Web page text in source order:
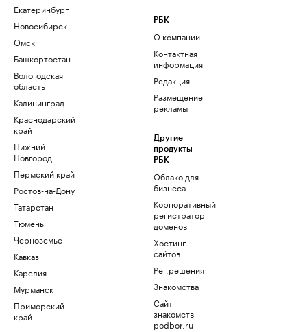
Екатеринбург
Новосибирск
Омск
Башкортостан
Вологодская
область
Калининград
Краснодарский
край
Нижний
Новгород
Пермский край
Ростов-на-Дону
Татарстан
Тюмень
Черноземье
Кавказ
Карелия
Мурманск
Приморский
край
РБК
О компании
Контактная
информация
Редакция
Размещение
рекламы
Другие
продукты
РБК
Облако для
бизнеса
Корпоративный
регистратор
доменов
Хостинг
сайтов
Рег.решения
Знакомства
Сайт
знакомств
podbor.ru